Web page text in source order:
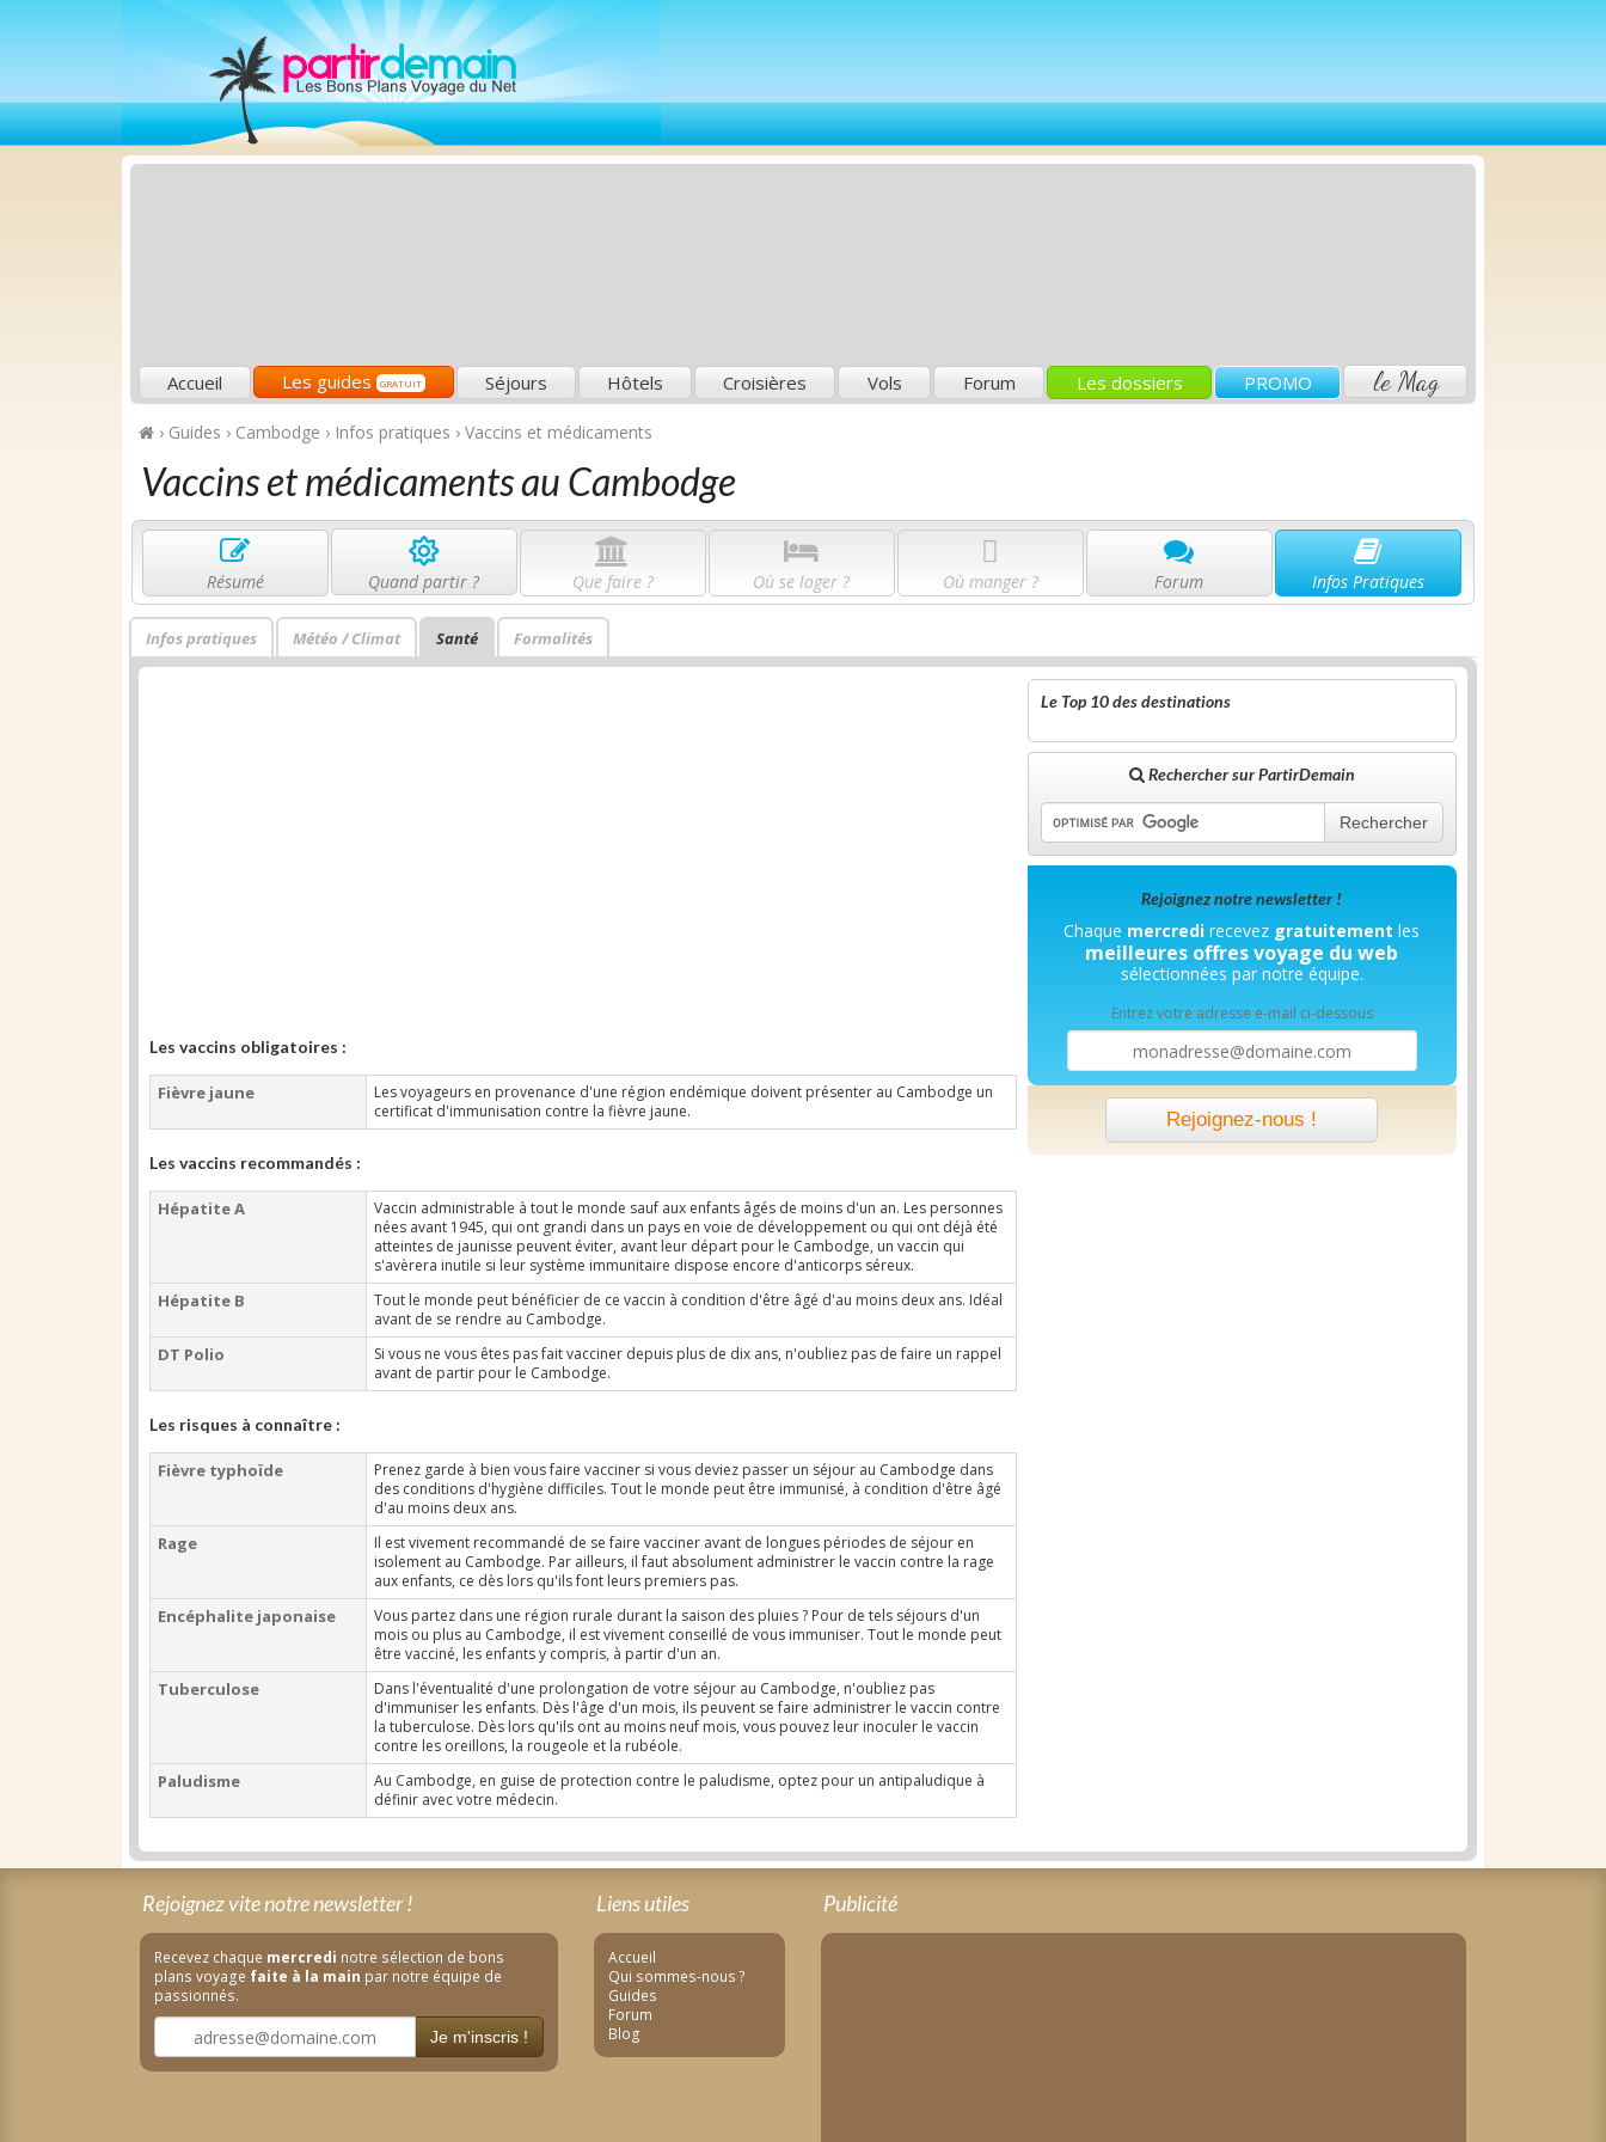
Accueil Les guides GRATUIT Séjours Hôtels Croisières Vols Forum Les dossiers PROMO le Mag
› Guides › Cambodge › Infos pratiques › Vaccins et médicaments
Vaccins et médicaments au Cambodge
Résumé Quand partir ? Que faire ? Où se loger ? Où manger ? Forum Infos Pratiques
Infos pratiques Météo / Climat Santé Formalités
Les vaccins obligatoires :
Fièvre jaune
Les voyageurs en provenance d'une région endémique doivent présenter au Cambodge un
certificat d'immunisation contre la fièvre jaune.
Les vaccins recommandés :
Hépatite A
Vaccin administrable à tout le monde sauf aux enfants âgés de moins d'un an. Les personnes
nées avant 1945, qui ont grandi dans un pays en voie de développement ou qui ont déjà été
atteintes de jaunisse peuvent éviter, avant leur départ pour le Cambodge, un vaccin qui
s'avèrera inutile si leur système immunitaire dispose encore d'anticorps séreux.
Hépatite B
Tout le monde peut bénéficier de ce vaccin à condition d'être âgé d'au moins deux ans. Idéal
avant de se rendre au Cambodge.
DT Polio
Si vous ne vous êtes pas fait vacciner depuis plus de dix ans, n'oubliez pas de faire un rappel
avant de partir pour le Cambodge.
Les risques à connaître :
Fièvre typhoïde
Prenez garde à bien vous faire vacciner si vous deviez passer un séjour au Cambodge dans
des conditions d'hygiène difficiles. Tout le monde peut être immunisé, à condition d'être âgé
d'au moins deux ans.
Rage
Il est vivement recommandé de se faire vacciner avant de longues périodes de séjour en
isolement au Cambodge. Par ailleurs, il faut absolument administrer le vaccin contre la rage
aux enfants, ce dès lors qu'ils font leurs premiers pas.
Encéphalite japonaise
Vous partez dans une région rurale durant la saison des pluies ? Pour de tels séjours d'un
mois ou plus au Cambodge, il est vivement conseillé de vous immuniser. Tout le monde peut
être vacciné, les enfants y compris, à partir d'un an.
Tuberculose
Dans l'éventualité d'une prolongation de votre séjour au Cambodge, n'oubliez pas
d'immuniser les enfants. Dès l'âge d'un mois, ils peuvent se faire administrer le vaccin contre
la tuberculose. Dès lors qu'ils ont au moins neuf mois, vous pouvez leur inoculer le vaccin
contre les oreillons, la rougeole et la rubéole.
Paludisme
Au Cambodge, en guise de protection contre le paludisme, optez pour un antipaludique à
définir avec votre médecin.
Le Top 10 des destinations
Rechercher sur PartirDemain
Rechercher
Rejoignez notre newsletter !
Chaque mercredi recevez gratuitement les
meilleures offres voyage du web
sélectionnées par notre équipe.
Entrez votre adresse e-mail ci-dessous
Rejoignez-nous !
Rejoignez vite notre newsletter !
Recevez chaque mercredi notre sélection de bons
plans voyage faite à la main par notre équipe de
passionnés.
Je m'inscris !
Liens utiles
Accueil
Qui sommes-nous ?
Guides
Forum
Blog
Publicité